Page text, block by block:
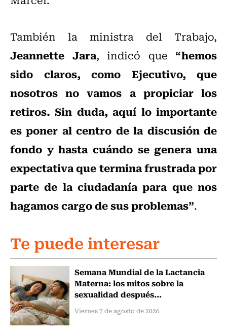
También la ministra del Trabajo,
Jeannette Jara, indicó que “hemos
sido claros, como Ejecutivo, que
nosotros no vamos a propiciar los
retiros. Sin duda, aquí lo importante
es poner al centro de la discusión de
fondo y hasta cuándo se genera una
expectativa que termina frustrada por
parte de la ciudadanía para que nos
hagamos cargo de sus problemas”.
Te puede interesar
Semana Mundial de la Lactancia
Materna: los mitos sobre la
sexualidad después...
Viernes 7 de agosto de 2026